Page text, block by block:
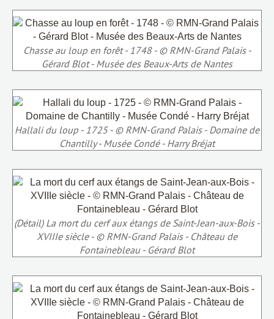
Chasse au loup en forêt - 1748 - © RMN-Grand Palais -
Gérard Blot - Musée des Beaux-Arts de Nantes
Hallali du loup - 1725 - © RMN-Grand Palais - Domaine de
Chantilly - Musée Condé - Harry Bréjat
(Détail) La mort du cerf aux étangs de Saint-Jean-aux-Bois -
XVIIIe siècle - © RMN-Grand Palais - Château de
Fontainebleau - Gérard Blot